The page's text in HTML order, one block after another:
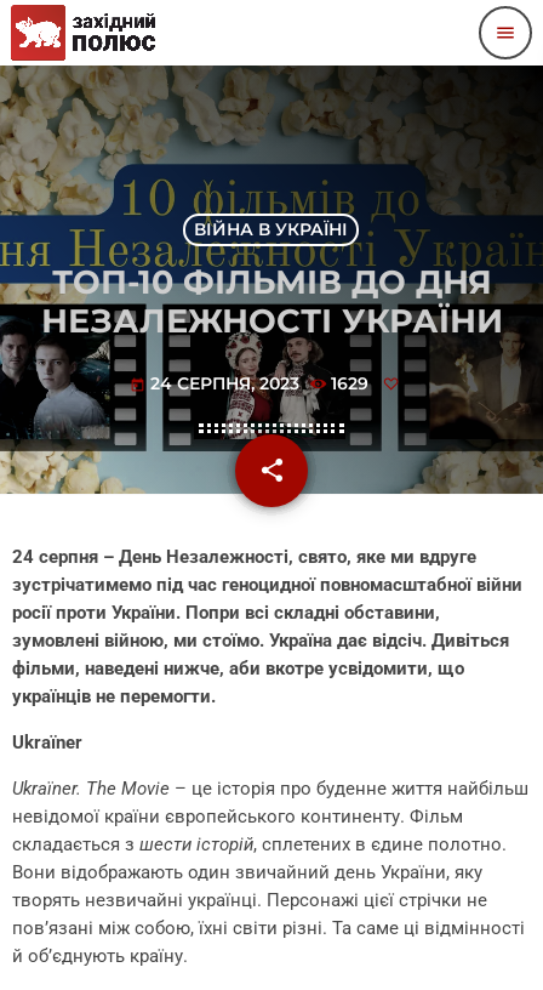
menu
ВІЙНА В УКРАЇНІ
ТОП-10 ФІЛЬМІВ ДО ДНЯ
НЕЗАЛЕЖНОСТІ УКРАЇНИ
today 24 СЕРПНЯ, 2023 1629
share
email
24 серпня – День Незалежності, свято, яке ми вдруге
зустрічатимемо під час геноцидної повномасштабної війни
росії проти України. Попри всі складні обставини,
зумовлені війною, ми стоїмо. Україна дає відсіч. Дивіться
фільми, наведені нижче, аби вкотре усвідомити, що
українців не перемогти.
Ukraїner
Ukraïner. The Movie – це історія про буденне життя найбільш
невідомої країни європейського континенту. Фільм
складається з шести історій, сплетених в єдине полотно.
Вони відображають один звичайний день України, яку
творять незвичайні українці. Персонажі цієї стрічки не
пов’язані між собою, їхні світи різні. Та саме ці відмінності
й об’єднують країну.